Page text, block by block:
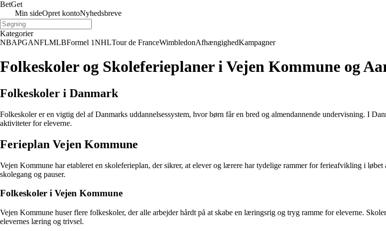
BetGet
Min sideOpret kontoNyhedsbreve
Kategorier
NBAPGANFLMLBFormel 1NHLTour de FranceWimbledonAfhængighedKampagner
Folkeskoler og Skoleferieplaner i Vejen Kommune og
Folkeskoler i Danmark
Folkeskoler er en vigtig del af Danmarks uddannelsessystem, hvor børn får en bred og almendannende undervisning. I
aktiviteter for eleverne.
Ferieplan Vejen Kommune
Vejen Kommune har etableret en skoleferieplan, der sikrer, at elever og lærere har tydelige rammer for ferieafvikling i
skolegang og pauser.
Folkeskoler i Vejen Kommune
Vejen Kommune huser flere folkeskoler, der alle arbejder hårdt på at skabe en læringsrig og tryg ramme for eleverne.
elevernes læring og trivsel.